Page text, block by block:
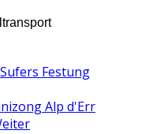
Festung
Alp d'Err